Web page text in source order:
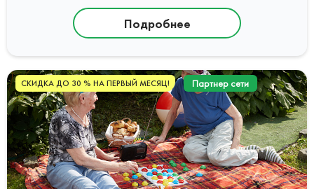
Подробнее
СКИДКА ДО 30 % НА ПЕРВЫЙ МЕСЯЦ! Партнер сети